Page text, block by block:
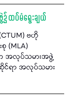
ထပ်မံရွေးချယ်
ဗဟို
(MLA)
ာ အလုပ်သမားအဖွဲ့
င်ရာ အလုပ်သမား